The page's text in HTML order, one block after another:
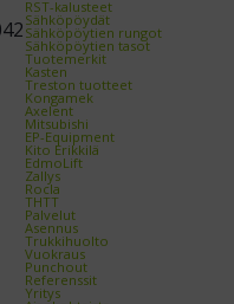
RST-kalusteet
Sähköpöydät
Sähköpöytien rungot
Sähköpöytien tasot
Tuotemerkit
Kasten
Treston tuotteet
Kongamek
Axelent
Mitsubishi
EP-Equipment
Kito Erikkilä
EdmoLift
Zallys
Rocla
THTT
Palvelut
Asennus
Trukkihuolto
Vuokraus
Punchout
Referenssit
Yritys